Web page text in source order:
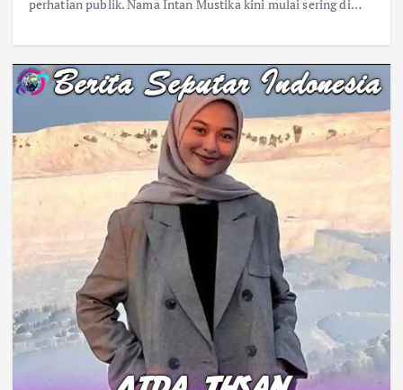
perhatian publik. Nama Intan Mustika kini mulai sering di…